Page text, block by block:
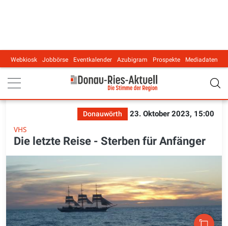
Main navigation
Webkiosk Jobbörse Eventkalender Azubigram Prospekte Mediadaten
Donauwörth
23. Oktober 2023, 15:00
VHS
Die letzte Reise - Sterben für Anfänger